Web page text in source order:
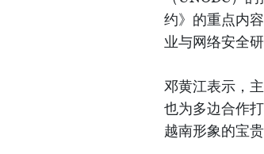
约》的重点内
业与网络安全
邓黄江表示，
也为多边合作
越南形象的宝贵